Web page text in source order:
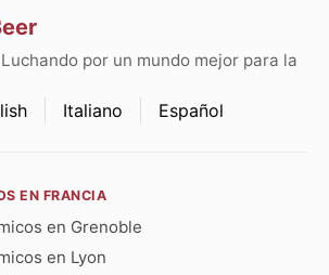
por un mundo mejor para la
Italiano Español
EN FRANCIA
en Grenoble
en Lyon